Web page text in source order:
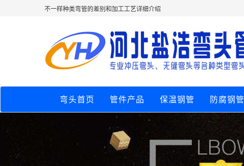
不一样种类弯管的差别和加工工艺详细介绍
弯头首页 管件产品 保温钢管 防腐钢管